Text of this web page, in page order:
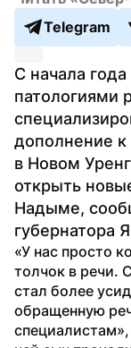
Telegram
С начала
патологиями
дополнение
в Новом
открыть
Надыме,
губернатора
«У нас просто
толчок в речи.
стал более
обращенную